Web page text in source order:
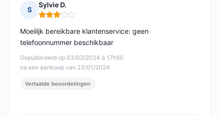
S
Sylvie D.
Opmerking: 3 van 5
Gepubliceerd op 03/02/2024 à 17h50
na een aankoop van 23/01/2024
Moeilijk bereikbare klantenservice: geen
telefoonnummer beschikbaar
Vertaalde beoordelingen